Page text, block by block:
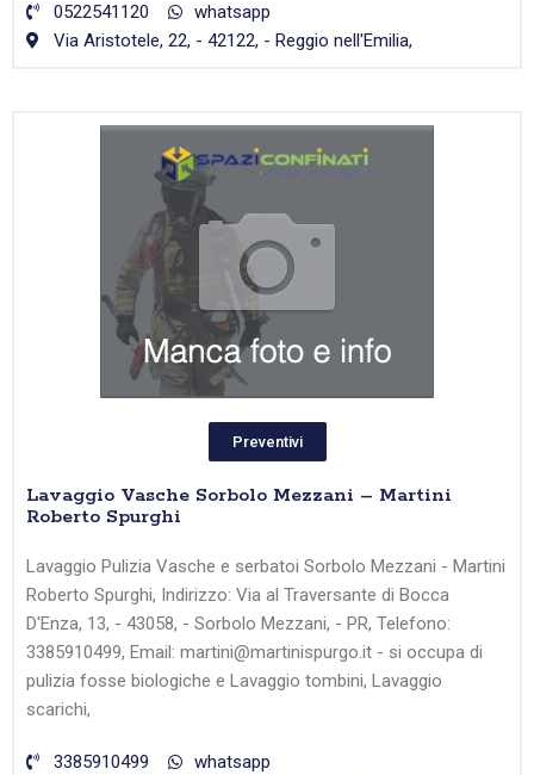
0522541120
whatsapp
Via Aristotele, 22, - 42122, - Reggio nell'Emilia,
Preventivi
Lavaggio Vasche Sorbolo Mezzani – Martini
Roberto Spurghi
Lavaggio Pulizia Vasche e serbatoi Sorbolo Mezzani - Martini
Roberto Spurghi, Indirizzo: Via al Traversante di Bocca
D'Enza, 13, - 43058, - Sorbolo Mezzani, - PR, Telefono:
3385910499, Email: martini@martinispurgo.it - si occupa di
pulizia fosse biologiche e Lavaggio tombini, Lavaggio
scarichi,
3385910499
whatsapp